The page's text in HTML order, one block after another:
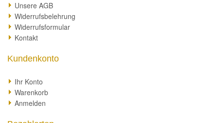
Unsere AGB
Widerrufsbelehrung
Widerrufsformular
Kontakt
Kundenkonto
Ihr Konto
Warenkorb
Anmelden